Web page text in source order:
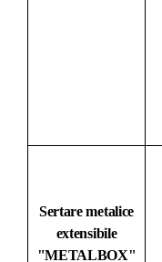
Sertare metalice
extensibile
"METALBOX"